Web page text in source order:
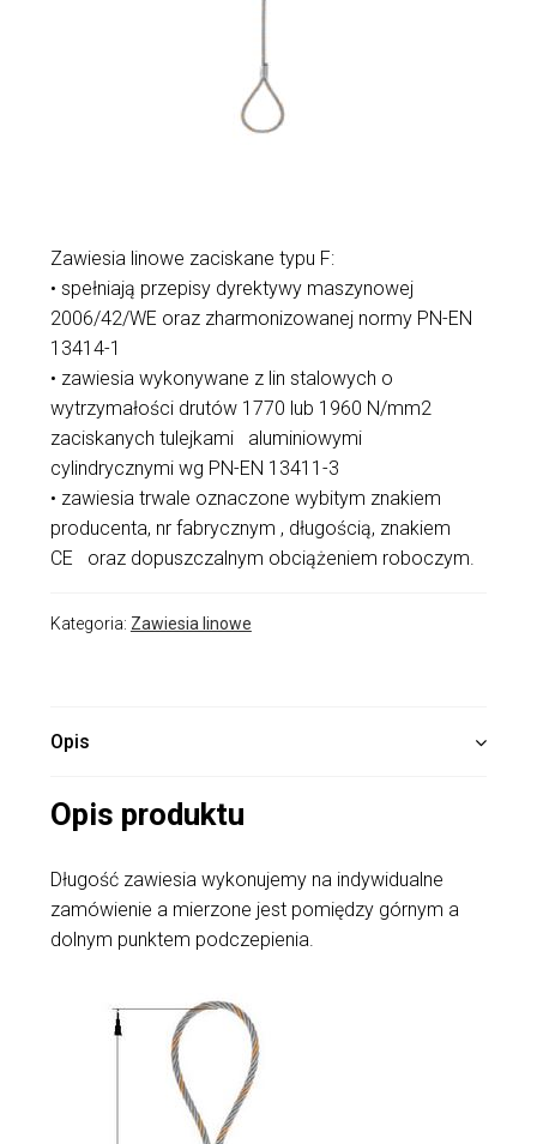
Zawiesia linowe zaciskane typu F:
• spełniają przepisy dyrektywy maszynowej
2006/42/WE oraz zharmonizowanej normy PN-EN
13414-1
• zawiesia wykonywane z lin stalowych o
wytrzymałości drutów 1770 lub 1960 N/mm2
zaciskanych tulejkami aluminiowymi
cylindrycznymi wg PN-EN 13411-3
• zawiesia trwale oznaczone wybitym znakiem
producenta, nr fabrycznym , długością, znakiem
CE oraz dopuszczalnym obciążeniem roboczym.
Kategoria: Zawiesia linowe
Opis
Opis produktu
Długość zawiesia wykonujemy na indywidualne
zamówienie a mierzone jest pomiędzy górnym a
dolnym punktem podczepienia.